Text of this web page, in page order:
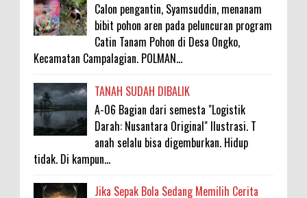
Calon pengantin, Syamsuddin, menanam
bibit pohon aren pada peluncuran program
Catin Tanam Pohon di Desa Ongko,
Kecamatan Campalagian. POLMAN...
TANAH SUDAH DIBALIK
A-06 Bagian dari semesta "Logistik
Darah: Nusantara Original" Ilustrasi. T
anah selalu bisa digemburkan. Hidup
tidak. Di kampun...
Jika Sepak Bola Sedang Memilih Cerita